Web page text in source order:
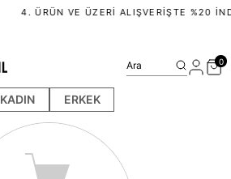
4. ÜRÜN VE ÜZERI ALIŞVERIŞTE %20
KADIN ERKEK
Ara 0